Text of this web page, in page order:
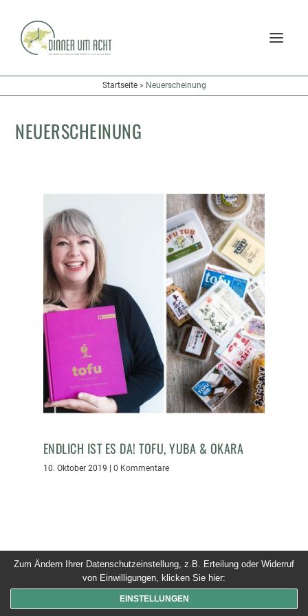
Startseite» Neuerscheinung
NEUERSCHEINUNG
ENDLICH IST ES DA! TOFU, YUBA & OKARA
10. Oktober 2019 | 0 Kommentare
© 2026 Dinner um Acht. Alle Rechte vorbehalten
Zum Ändern Ihrer Datenschutzeinstellung, z.B. Erteilung oder Widerruf
von Einwilligungen, klicken Sie hier:
EINSTELLUNGEN